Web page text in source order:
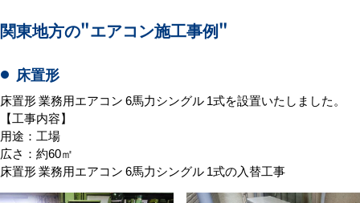
関東地方の"エアコン施工事例"
床置形
床置形 業務用エアコン 6馬力シングル 1式を設置いたしました。
【工事内容】
用途：工場
広さ：約60㎡
床置形 業務用エアコン 6馬力シングル 1式の入替工事